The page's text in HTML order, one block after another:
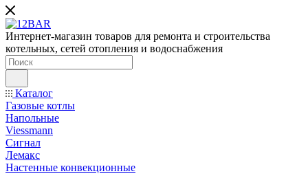
Интернет-магазин товаров для ремонта и строительства
котельных, сетей отопления и водоснабжения
Каталог
Газовые котлы
Напольные
Viessmann
Сигнал
Лемакс
Настенные конвекционные